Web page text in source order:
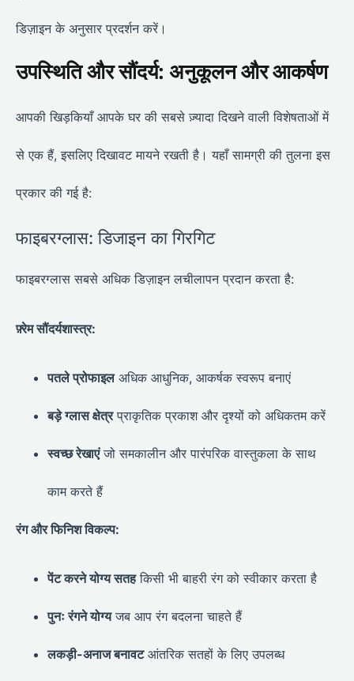
डिज़ाइन के अनुसार प्रदर्शन करें।
उपस्थिति और सौंदर्य: अनुकूलन और आकर्षण
आपकी खिड़कियाँ आपके घर की सबसे ज़्यादा दिखने वाली विशेषताओं में
से एक हैं, इसलिए दिखावट मायने रखती है। यहाँ सामग्री की तुलना इस
प्रकार की गई है:
फाइबरग्लास: डिजाइन का गिरगिट
फाइबरग्लास सबसे अधिक डिज़ाइन लचीलापन प्रदान करता है:
फ़्रेम सौंदर्यशास्त्र:
पतले प्रोफाइलअधिक आधुनिक, आकर्षक स्वरूप बनाएं
बड़े ग्लास क्षेत्रप्राकृतिक प्रकाश और दृश्यों को अधिकतम करें
स्वच्छ रेखाएंजो समकालीन और पारंपरिक वास्तुकला के साथ
काम करते हैं
रंग और फिनिश विकल्प:
पेंट करने योग्य सतहकिसी भी बाहरी रंग को स्वीकार करता है
पुनः रंगने योग्यजब आप रंग बदलना चाहते हैं
लकड़ी-अनाज बनावटआंतरिक सतहों के लिए उपलब्ध